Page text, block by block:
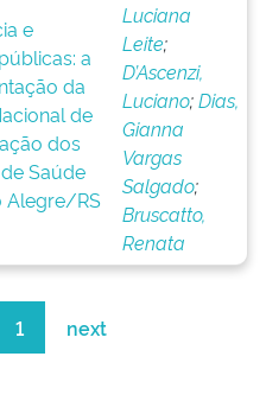
e
a
da
de
dos
Saúde
Alegre/RS
Luciana
Leite;
D’Ascenzi,
Luciano;Dias,
Gianna
Vargas
Salgado;
Bruscatto,
Renata
1 next